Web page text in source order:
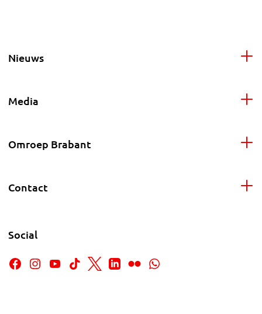
Nieuws
Media
Omroep Brabant
Contact
Social